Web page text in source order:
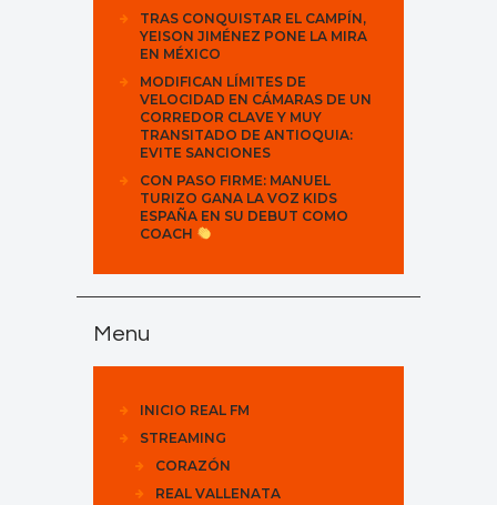
TRAS CONQUISTAR EL CAMPÍN,
YEISON JIMÉNEZ PONE LA MIRA
EN MÉXICO
MODIFICAN LÍMITES DE
VELOCIDAD EN CÁMARAS DE UN
CORREDOR CLAVE Y MUY
TRANSITADO DE ANTIOQUIA:
EVITE SANCIONES
CON PASO FIRME: MANUEL
TURIZO GANA LA VOZ KIDS
ESPAÑA EN SU DEBUT COMO
COACH
Menu
INICIO REAL FM
STREAMING
CORAZÓN
REAL VALLENATA